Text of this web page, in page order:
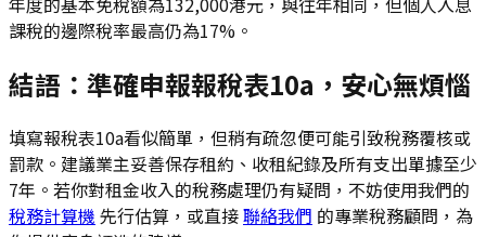
課稅的邊際稅率最高仍為17%。
結語：準確申報報稅表10a，安心無煩惱
填寫報稅表10a看似簡單，但稍有疏忽便可能引致稅務覆核或
罰款。建議業主妥善保存租約、收租紀錄及所有支出單據至少
7年。若你對租金收入的稅務處理仍有疑問，不妨使用我們的
稅務計算機 先行估算，或直接聯絡我們 的專業稅務顧問，為